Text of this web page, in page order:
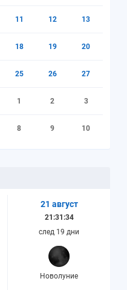
11 12 13
18 19 20
25 26 27
1 2 3
8 9 10
21 август
21:31:34
след 19 дни
Новолуние